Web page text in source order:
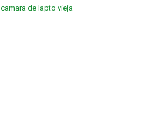
camara de lapto vieja